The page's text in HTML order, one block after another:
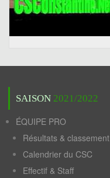
SAISON 2021/2022
ÉQUIPE PRO
Résultats & classement
Calendrier du CSC
Effectif & Staff